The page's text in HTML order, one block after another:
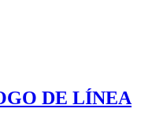
DE LÍNEA